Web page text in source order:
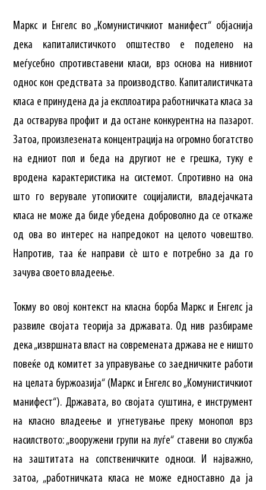
Маркс и Енгелс во „Комунистичкиот манифест“ објаснија
дека капиталистичкото општество е поделено на
меѓусебно спротивставени класи, врз основа на нивниот
однос кон средствата за производство. Капиталистичката
класа е принудена да ја експлоатира работничката класа за
да остварува профит и да остане конкурентна на пазарот.
Затоа, произлезената концентрација на огромно богатство
на едниот пол и беда на другиот не е грешка, туку е
вродена карактеристика на системот. Спротивно на она
што го верувале утописките социјалисти, владејачката
класа не може да биде убедена доброволно да се откаже
од ова во интерес на напредокот на целото човештво.
Напротив, таа ќе направи сè што е потребно за да го
зачува своето владеење.
Токму во овој контекст на класна борба Маркс и Енгелс ја
развиле својата теорија за државата. Од нив разбираме
дека „извршната власт на современата држава не е ништо
повеќе од комитет за управување со заедничките работи
на целата буржоазија“ (Маркс и Енгелс во „Комунистичкиот
манифест“). Државата, во својата суштина, е инструмент
на класно владеење и угнетување преку монопол врз
насилството: „вооружени групи на луѓе“ ставени во служба
на заштитата на сопственичките односи. И најважно,
затоа, „работничката класа не може едноставно да ја